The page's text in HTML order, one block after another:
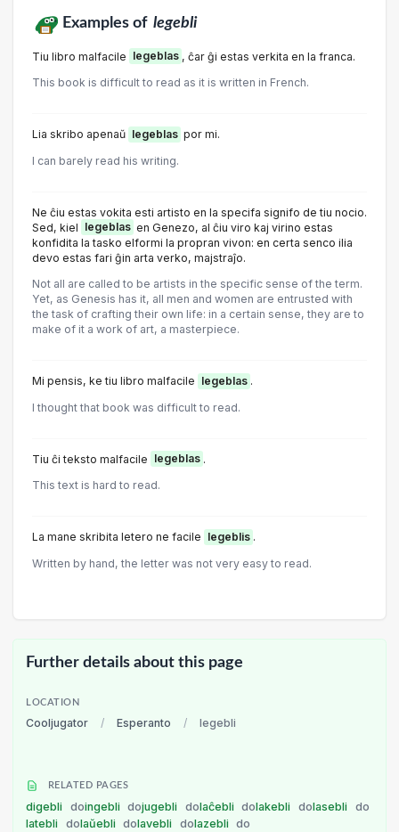
Examples of legebli
Tiu libro malfacile legeblas , ĉar ĝi estas verkita en la franca.
This book is difficult to read as it is written in French.
Lia skribo apenaŭ legeblas por mi.
I can barely read his writing.
Ne ĉiu estas vokita esti artisto en la specifa signifo de tiu nocio.
Sed, kiel
legeblas en Genezo, al ĉiu viro kaj virino estas
konfidita la tasko elformi la propran vivon: en certa senco ilia
devo estas fari ĝin arta verko, majstraĵo.
Not all are called to be artists in the specific sense of the term.
Yet, as Genesis has it, all men and women are entrusted with
the task of crafting their own life: in a certain sense, they are to
make of it a work of art, a masterpiece.
Mi pensis, ke tiu libro malfacile legeblas .
I thought that book was difficult to read.
Tiu ĉi teksto malfacile legeblas .
This text is hard to read.
La mane skribita letero ne facile legeblis .
Written by hand, the letter was not very easy to read.
Further details about this page
LOCATION
Cooljugator / Esperanto / legebli
RELATED PAGES
digebli doingebli dojugebli dolaĉebli dolakebli dolasebli
do
latebli
dolaŭebli dolavebli dolazebli do